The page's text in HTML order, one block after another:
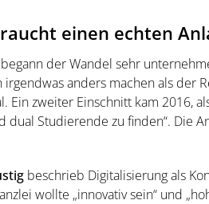
einen echten
begann der Wandel sehr
anders machen als der
Ein zweiter Einschnitt kam 2016,
dual Studierende zu finden“. Die
beschrieb Digitalisierung als
wollte „innovativ sein“ und